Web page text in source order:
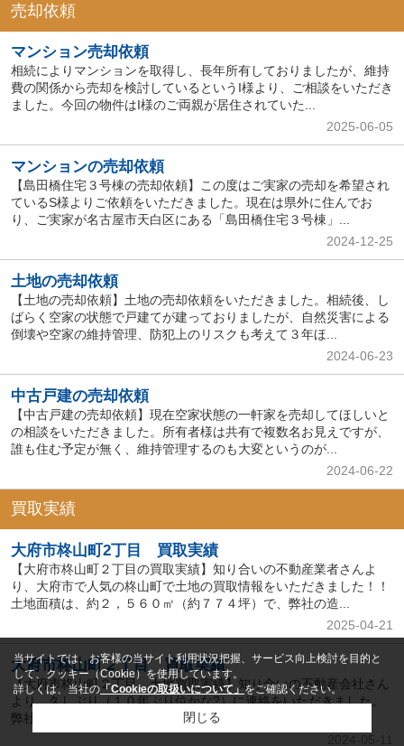
売却依頼
マンション売却依頼
相続によりマンションを取得し、長年所有しておりましたが、維持
費の関係から売却を検討しているというI様より、ご相談をいただき
ました。今回の物件はI様のご両親が居住されていた...
2025-06-05
マンションの売却依頼
【島田橋住宅３号棟の売却依頼】この度はご実家の売却を希望され
ているS様よりご依頼をいただきました。現在は県外に住んでお
り、ご実家が名古屋市天白区にある「島田橋住宅３号棟」...
2024-12-25
土地の売却依頼
【土地の売却依頼】土地の売却依頼をいただきました。相続後、し
ばらく空家の状態で戸建てが建っておりましたが、自然災害による
倒壊や空家の維持管理、防犯上のリスクも考えて３年ほ...
2024-06-23
中古戸建の売却依頼
【中古戸建の売却依頼】現在空家状態の一軒家を売却してほしいと
の相談をいただきました。所有者様は共有で複数名お見えですが、
誰も住む予定が無く、維持管理するのも大変というのが...
2024-06-22
買取実績
大府市柊山町2丁目 買取実績
【大府市柊山町２丁目の買取実績】知り合いの不動産業者さんよ
り、大府市で人気の柊山町で土地の買取情報をいただきました！！
土地面積は、約２，５６０㎡（約７７４坪）で、弊社の造...
2025-04-21
大府市柊山町２丁目 買取実績
【大府市柊山町２丁目 土地買取実績】知り合いの不動産会社さん
より、久しぶり（１０年ぶり位かな?）に連絡をいただきました。
弊社が大府市柊山町２丁目で土地を所有しているのです...
2024-05-11
当サイトでは、お客様の当サイト利用状況把握、サービス向上検討を目的と
して、クッキー（Cookie）を使用しています。
詳しくは、当社の 「Cookieの取扱いについて」をご確認ください。
閉じる